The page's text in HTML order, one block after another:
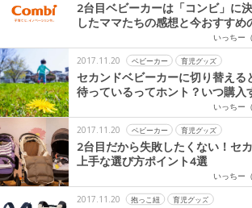
2台目ベビーカーは「コンビ」に
したママたちの感想と今おすすめ
いっちー
2017.11.20 ベビーカー 育児グッズ
セカンドベビーカーに切り替える
待っているってホント？いつ購入
いっちー
2017.11.20 ベビーカー 育児グッズ
2台目だから失敗したくない！セ
上手な選び方ポイント4選
いっちー
2017.11.20 抱っこ紐 育児グッズ